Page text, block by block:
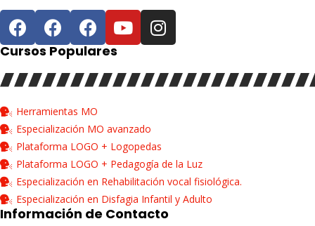
Cursos Populares
Herramientas MO
Especialización MO avanzado
Plataforma LOGO + Logopedas
Plataforma LOGO + Pedagogía de la Luz
Especialización en Rehabilitación vocal fisiológica.
Especialización en Disfagia Infantil y Adulto
Información de Contacto